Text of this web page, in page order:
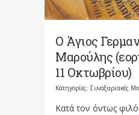
Ο Άγιος
Μαρούλης
11 Οκτωβρίου)
Κατηγορίες: Συναξαριακές
Κατά τον όντως